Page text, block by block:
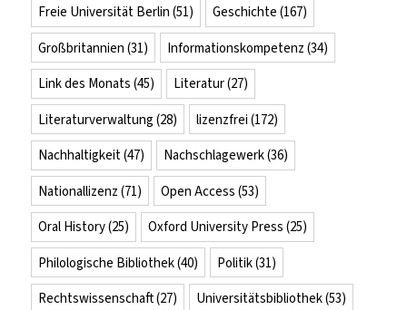
Freie Universität Berlin (51) Geschichte (167)
Großbritannien (31) Informationskompetenz (34)
Link des Monats (45) Literatur(27)
Literaturverwaltung (28) lizenzfrei (172)
Nachhaltigkeit(47) Nachschlagewerk(36)
Nationallizenz (71) Open Access (53)
Oral History(25) Oxford University Press (25)
Philologische Bibliothek(40) Politik(31)
Rechtswissenschaft(27) Universitätsbibliothek(53)